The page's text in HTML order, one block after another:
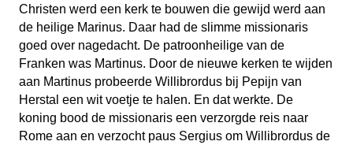
Christen werd een kerk te bouwen die gewijd werd aan
de heilige Marinus. Daar had de slimme missionaris
goed over nagedacht. De patroonheilige van de
Franken was Martinus. Door de nieuwe kerken te wijden
aan Martinus probeerde Willibrordus bij Pepijn van
Herstal een wit voetje te halen. En dat werkte. De
koning bood de missionaris een verzorgde reis naar
Rome aan en verzocht paus Sergius om Willibrordus de